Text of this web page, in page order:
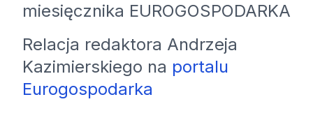
miesięcznika EUROGOSPODARKA
Relacja redaktora Andrzeja
Kazimierskiego na portalu
Eurogospodarka